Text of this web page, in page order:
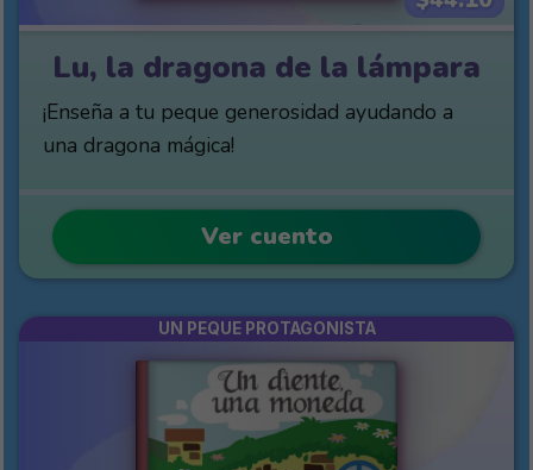
Lu, la dragona de la lámpara
¡Enseña a tu peque generosidad ayudando a
una dragona mágica!
Ver cuento
UN PEQUE PROTAGONISTA